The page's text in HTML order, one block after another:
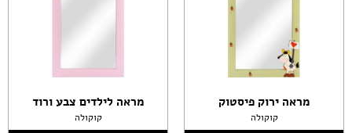
מראה ירוק פיסטוק
קוקולה
מראה לילדים צבע ורוד
קוקולה